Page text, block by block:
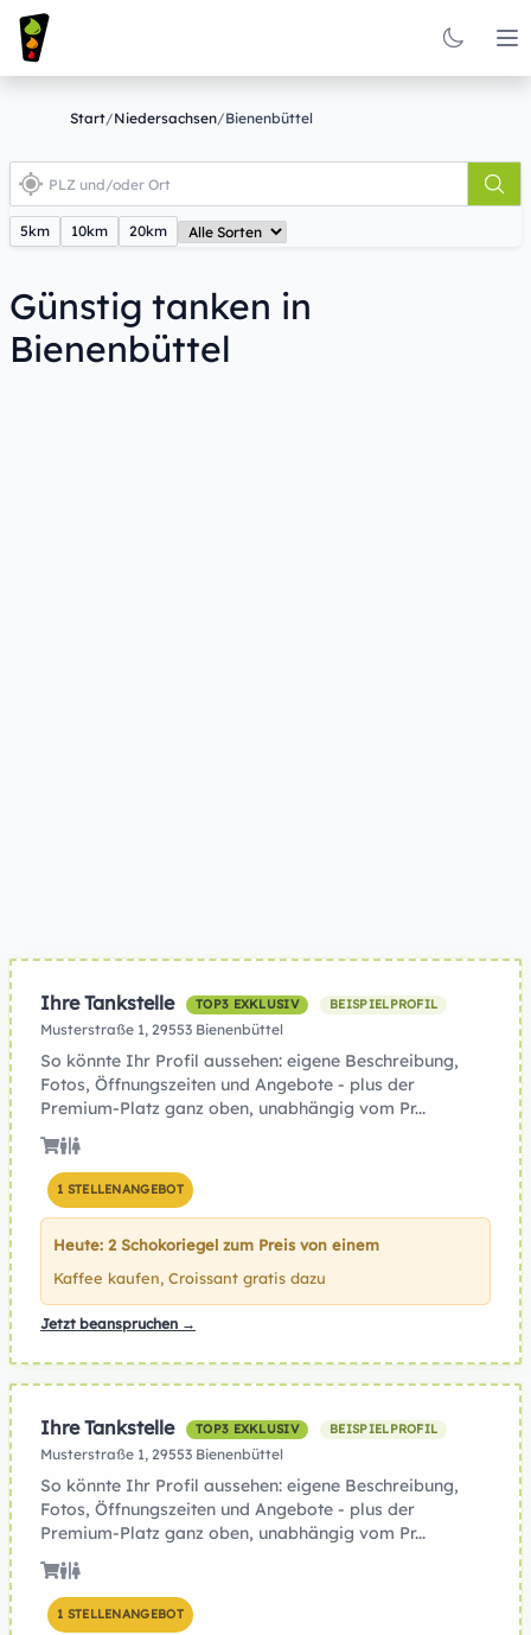
Start/Niedersachsen/Bienenbüttel
5km 10km 20km
Günstig tanken in
Bienenbüttel
Ihre Tankstelle TOP3 EXKLUSIV BEISPIELPROFIL
Musterstraße 1, 29553 Bienenbüttel
So könnte Ihr Profil aussehen: eigene Beschreibung,
Fotos, Öffnungszeiten und Angebote - plus der
Premium-Platz ganz oben, unabhängig vom Pr...
1 STELLENANGEBOT
Heute: 2 Schokoriegel zum Preis von einem
Kaffee kaufen, Croissant gratis dazu
Jetzt beanspruchen →
Ihre Tankstelle TOP3 EXKLUSIV BEISPIELPROFIL
Musterstraße 1, 29553 Bienenbüttel
So könnte Ihr Profil aussehen: eigene Beschreibung,
Fotos, Öffnungszeiten und Angebote - plus der
Premium-Platz ganz oben, unabhängig vom Pr...
1 STELLENANGEBOT